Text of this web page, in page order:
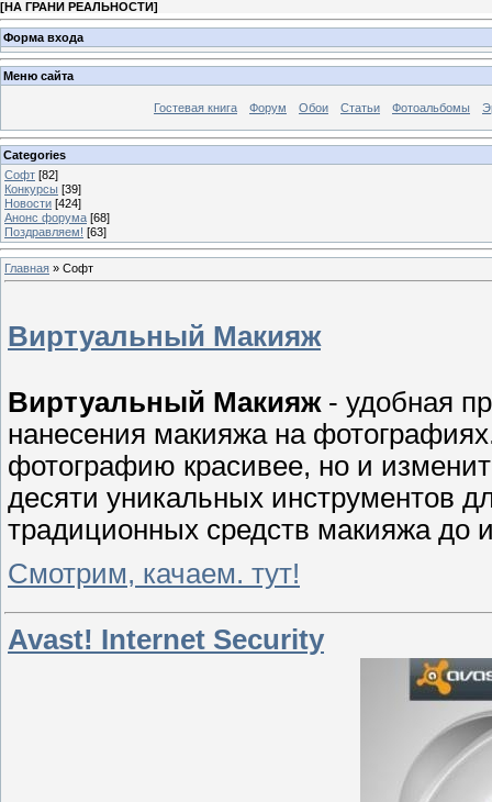
[НА ГРАНИ РЕАЛЬНОСТИ]
Форма входа
Меню сайта
Гостевая книга Форум Обои Статьи Фотоальбомы
Categories
Софт [82]
Конкурсы [39]
Новости [424]
Анонс форума [68]
Поздравляем! [63]
Главная » Софт
Виртуальный Макияж
Виртуальный Макияж - удобная
нанесения макияжа на
фотографию красивее, но и
десяти уникальных инструментов
традиционных средств макияжа до
Смотрим, качаем. тут!
Avast! Internet Security